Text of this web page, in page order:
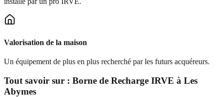
Valorisation de la maison
Un équipement de plus en plus recherché par les futurs acquéreurs.
Tout savoir sur : Borne de Recharge IRVE à Les
Abymes